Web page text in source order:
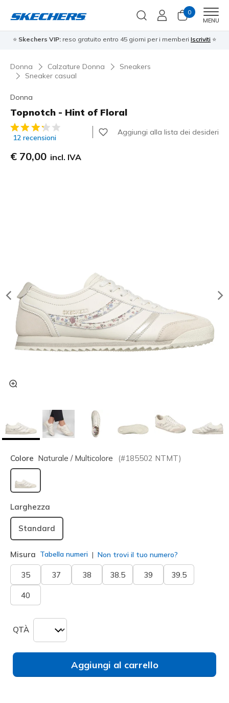
0
MENU
⭐ Skechers VIP: reso gratuito entro 45 giorni per i memberi Iscriviti ⭐
Donna Calzature Donna
Sneakers
Sneaker casual
Donna
Topnotch - Hint of Floral
Valutazione cliente 4,8 su 5
12 recensioni
Aggiungi alla lista dei desideri
€ 70,00 incl. IVA
Colore Naturale / Multicolore (#185502 NTMT)
selezionato
Larghezza
Standard
Misura Tabella numeri Non trovi il tuo numero?
35 37 38 38.5 39 39.5
40
QTÀ
Aggiungi al carrello